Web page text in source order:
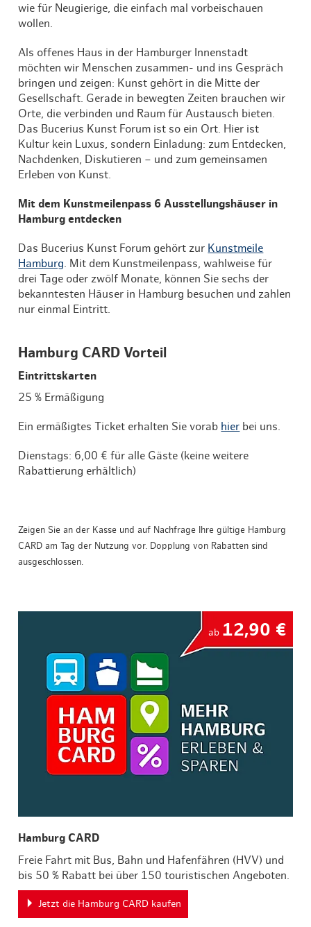
wie für Neugierige, die einfach mal vorbeischauen
wollen.
Als offenes Haus in der Hamburger Innenstadt
möchten wir Menschen zusammen- und ins Gespräch
bringen und zeigen: Kunst gehört in die Mitte der
Gesellschaft. Gerade in bewegten Zeiten brauchen wir
Orte, die verbinden und Raum für Austausch bieten.
Das Bucerius Kunst Forum ist so ein Ort. Hier ist
Kultur kein Luxus, sondern Einladung: zum Entdecken,
Nachdenken, Diskutieren – und zum gemeinsamen
Erleben von Kunst.
Mit dem Kunstmeilenpass 6 Ausstellungshäuser in
Hamburg entdecken
Das Bucerius Kunst Forum gehört zur Kunstmeile
Hamburg . Mit dem Kunstmeilenpass, wahlweise für
drei Tage oder zwölf Monate, können Sie sechs der
bekanntesten Häuser in Hamburg besuchen und zahlen
nur einmal Eintritt.
Hamburg CARD Vorteil
Eintrittskarten
25 % Ermäßigung
Ein ermäßigtes Ticket erhalten Sie vorab hier bei uns.
Dienstags: 6,00 € für alle Gäste (keine weitere
Rabattierung erhältlich)
Zeigen Sie an der Kasse und auf Nachfrage Ihre gültige Hamburg
CARD am Tag der Nutzung vor. Dopplung von Rabatten sind
ausgeschlossen.
ab 12,90 €
Hamburg CARD
Freie Fahrt mit Bus, Bahn und Hafenfähren (HVV) und
bis 50 % Rabatt bei über 150 touristischen Angeboten.
Jetzt die Hamburg CARD kaufen